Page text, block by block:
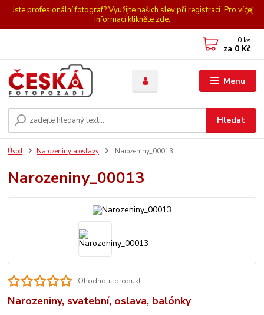
Jste profesionální fotograf? Využijte našich slev při registraci. Pro více
informací klikněte zde.
Menu
Hledat
0 ks
za 0 Kč
Úvod Narozeniny a oslavy Narozeniny_00013
Narozeniny_00013
Ohodnotit produkt
Narozeniny, svatební, oslava, balónky